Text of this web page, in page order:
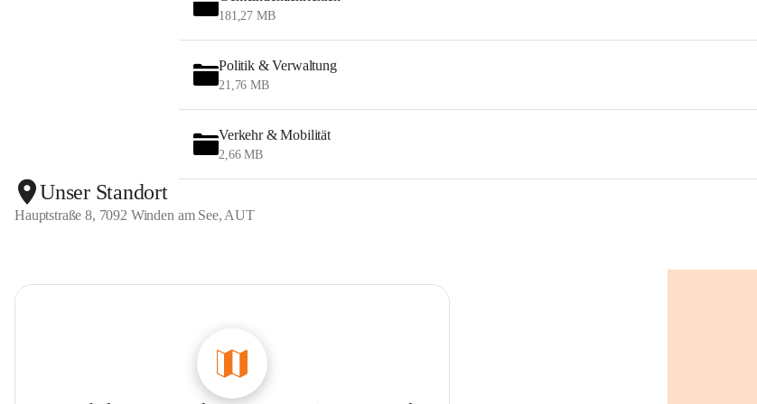
181,27 MB
Politik & Verwaltung
21,76 MB
Verkehr & Mobilität
2,66 MB
Unser Standort
Hauptstraße 8, 7092 Winden am See, AUT